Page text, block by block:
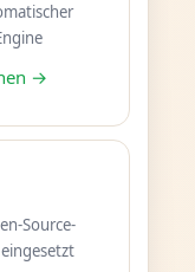
→
Source-